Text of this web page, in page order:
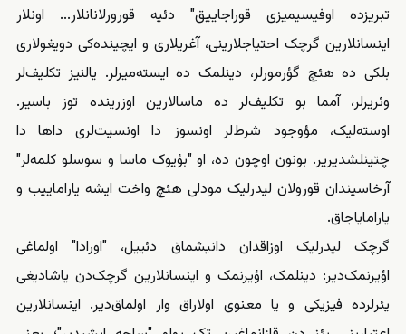
تبریزده اوفیسیمیزی قوراجاییق" دئیه قورورلانانلار... اونلار
اینسانلارین گرچک احتیاجلارینی، آغریلاری و ایچینده‌کی دویغولاری
بلکی ده هئچ گؤرمورلر، دینلمک ده ایسته‌میرلر. یالنیز تکلیف‌لر
وئریرلر، آمما بو تکلیف‌لر ده ماسالارین اوزرینده توز باسیر.
اوسته‌لیک، مؤوجود شرط‌لر اونسوز دا اونسیت‌لری داها دا
چتینلشدیریر. بونون اوچون ده، او "بؤیوک ماسا و سوسلو کلمه‌لر"
آرخاسیندان قورولان لیدرلیک مودلی هئچ واخت ایشه‌ یاراماییب و
یارامایاجاق.
گرچک لیدرلیک اوزاقدان دانیشماق دئییل، "اورادا" اولماغی
اؤیرنمک‌دیر: دینلمک، اؤیرنمک و اینسانلارین گرچک‌دن یاشادیغی
یئر‌لرده فیزیکی و یا معنوی اولاراق وار اولماق‌دیر. اینسانلارین